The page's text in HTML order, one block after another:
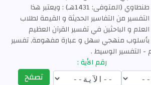
طنطاوي (المتوفى: 1431هـ) : ويعتبر هذا
التفسير من التفاسير الحديثة و القيمة لطلاب
العلم و الباحثين في تفسير القرآن العظيم
بأسلوب منهجي سهل و عبارة مفهومة, تفسير
رقم الأية :
تصفح